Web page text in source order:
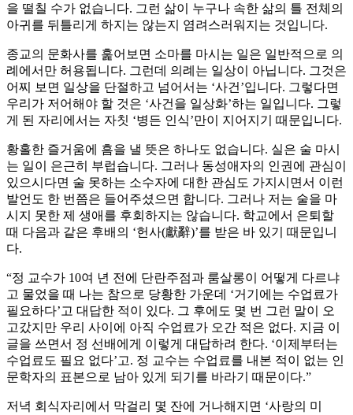
을 떨칠 수가 없습니다. 그런 삶이 누구나 속한 삶의 틀 전체의
아귀를 뒤틀리게 하지는 않는지 염려스러워지는 것입니다.
종교의 문화사를 훑어보면 소마를 마시는 일은 일반적으로 의
례에서만 허용됩니다. 그런데 의례는 일상이 아닙니다. 그것은
어찌 보면 일상을 단절하고 넘어서는 ‘사건’입니다. 그렇다면
우리가 저어해야 할 것은 ‘사건을 일상화’하는 일입니다. 그렇
게 된 자리에서는 자칫 ‘병든 인식’만이 지어지기 때문입니다.
황홀한 즐거움에 흠을 낼 뜻은 하나도 없습니다. 실은 술 마시
는 일이 은근히 부럽습니다. 그러나 동성애자의 인권에 관심이
있으시다면 술 못하는 소수자에 대한 관심도 가지시면서 이런
발언도 한 번쯤은 들어주셨으면 합니다. 그러나 저는 술을 마
시지 못한 제 생애를 후회하지는 않습니다. 학교에서 은퇴할
때 다음과 같은 후배의 ‘헌사(獻辭)’를 받은 바 있기 때문입니
다.
“정 교수가 10여 년 전에 단란주점과 룸살롱이 어떻게 다르냐
고 물었을 때 나는 참으로 당황한 가운데 ‘거기에는 수업료가
필요하다’고 대답한 적이 있다. 그 후에도 몇 번 그런 말이 오
고갔지만 우리 사이에 아직 수업료가 오간 적은 없다. 지금 이
글을 쓰면서 정 선배에게 이렇게 대답하려 한다. ‘이제부터는
수업료도 필요 없다’고. 정 교수는 수업료를 내본 적이 없는 인
문학자의 표본으로 남아 있게 되기를 바라기 때문이다.”
저녁 회식자리에서 막걸리 몇 잔에 거나해지면 ‘사랑의 미